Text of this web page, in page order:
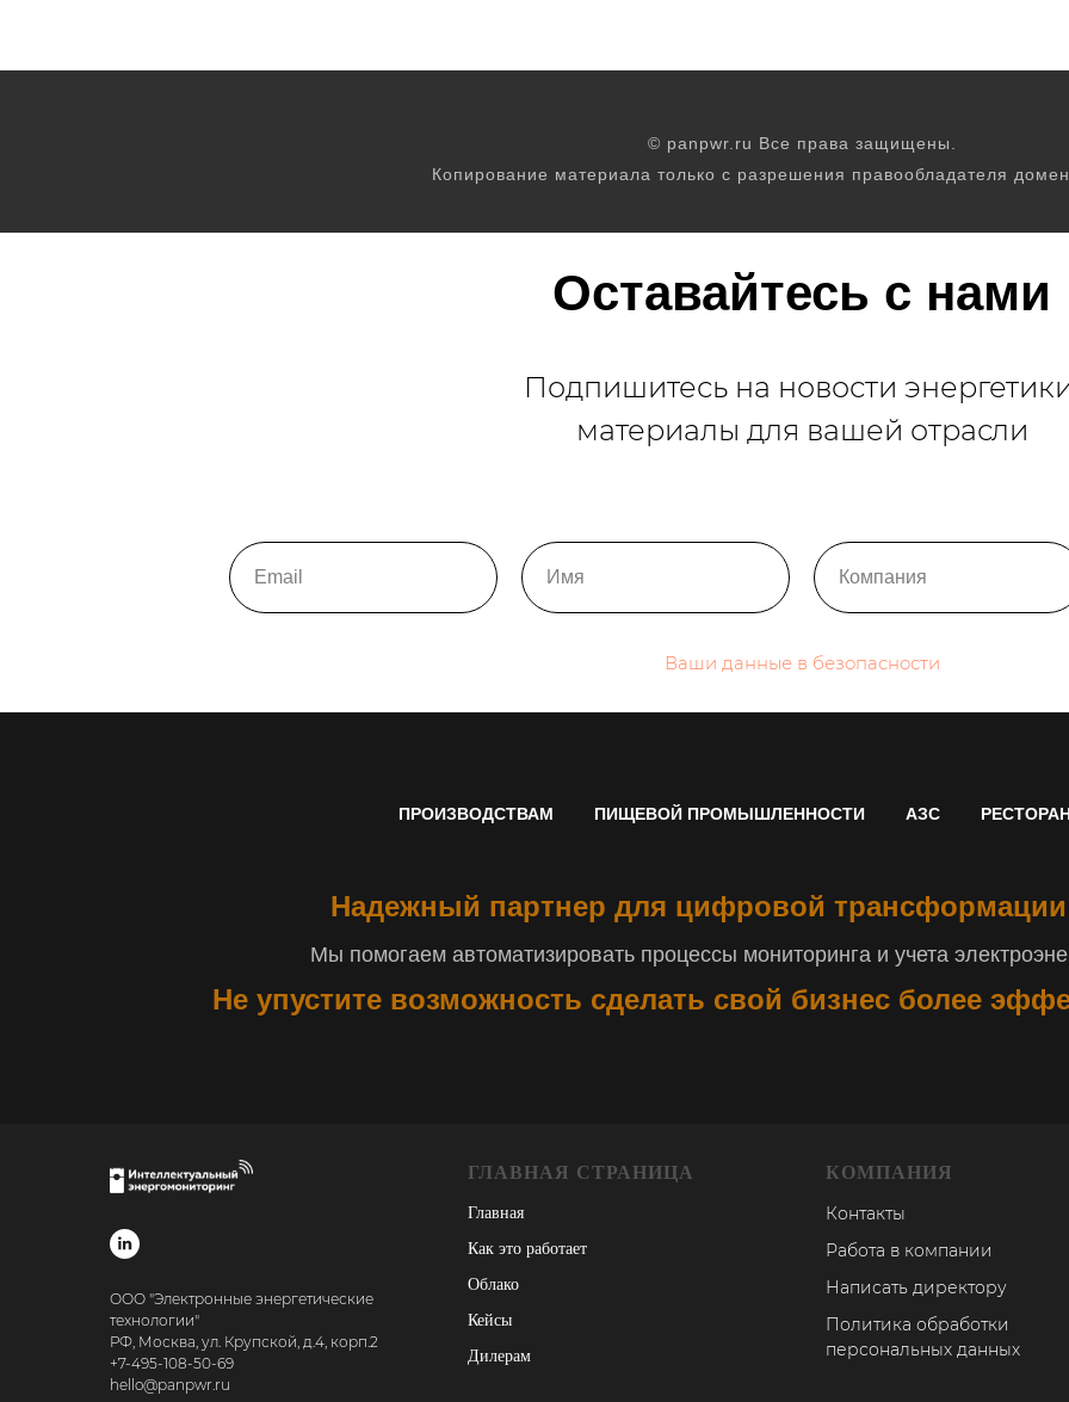
© panpwr.ru Все права защищены.
Копирование материала только с разрешения правообладателя
Оставайтесь с нами
Подпишитесь на новости
материалы для вашей отрасли
Ваши данные в безопасности
ПРОИЗВОДСТВАМ ПИЩЕВОЙ ПРОМЫШЛЕННОСТИ АЗС
Надежный партнер для цифровой трансформации
Мы помогаем автоматизировать процессы мониторинга и учета
Не упустите возможность сделать свой бизнес более
ООО "Электронные энергетические
технологии"
РФ, Москва, ул. Крупской, д.4, корп.2
+7-495-108-50-69
hello@panpwr.ru
ГЛАВНАЯ СТРАНИЦА
Главная
Как это работает
Облако
Кейсы
Дилерам
КОМПАНИЯ
Контакты
Работа в компании
Написать директору
Политика обработки
персональных данных